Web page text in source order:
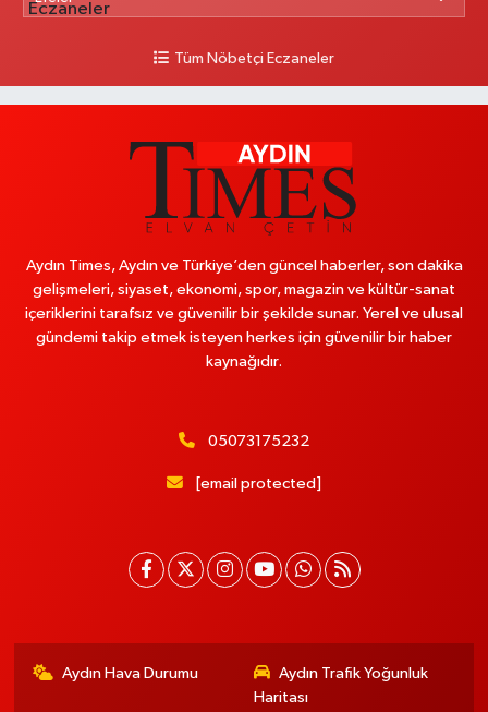
Tüm Nöbetçi Eczaneler
Aydın Times, Aydın ve Türkiye’den güncel haberler, son dakika
gelişmeleri, siyaset, ekonomi, spor, magazin ve kültür-sanat
içeriklerini tarafsız ve güvenilir bir şekilde sunar. Yerel ve ulusal
gündemi takip etmek isteyen herkes için güvenilir bir haber
kaynağıdır.
05073175232
[email protected]
Aydın Hava Durumu
Aydın Trafik Yoğunluk
Haritası